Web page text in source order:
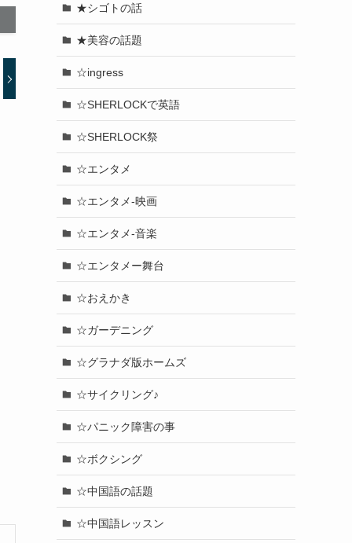
★シゴトの話
★美容の話題
☆ingress
☆SHERLOCKで英語
☆SHERLOCK祭
☆エンタメ
☆エンタメ-映画
☆エンタメ-音楽
☆エンタメー舞台
☆おえかき
☆ガーデニング
☆グラナダ版ホームズ
☆サイクリング♪
☆パニック障害の事
☆ボクシング
☆中国語の話題
☆中国語レッスン